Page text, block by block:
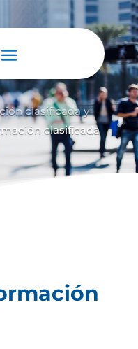
clasificada y
clasificada